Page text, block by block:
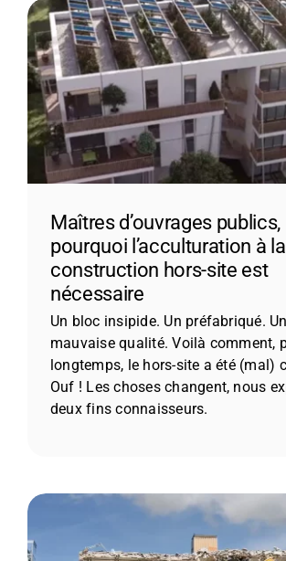
CONTACT
Maîtres d’ouvrages publics,
pourquoi l’acculturation à la
construction hors-site est
nécessaire
Un bloc insipide. Un préfabriqué.
mauvaise qualité. Voilà comment,
longtemps, le hors-site a été (mal)
Ouf ! Les choses changent, nous
deux fins connaisseurs.